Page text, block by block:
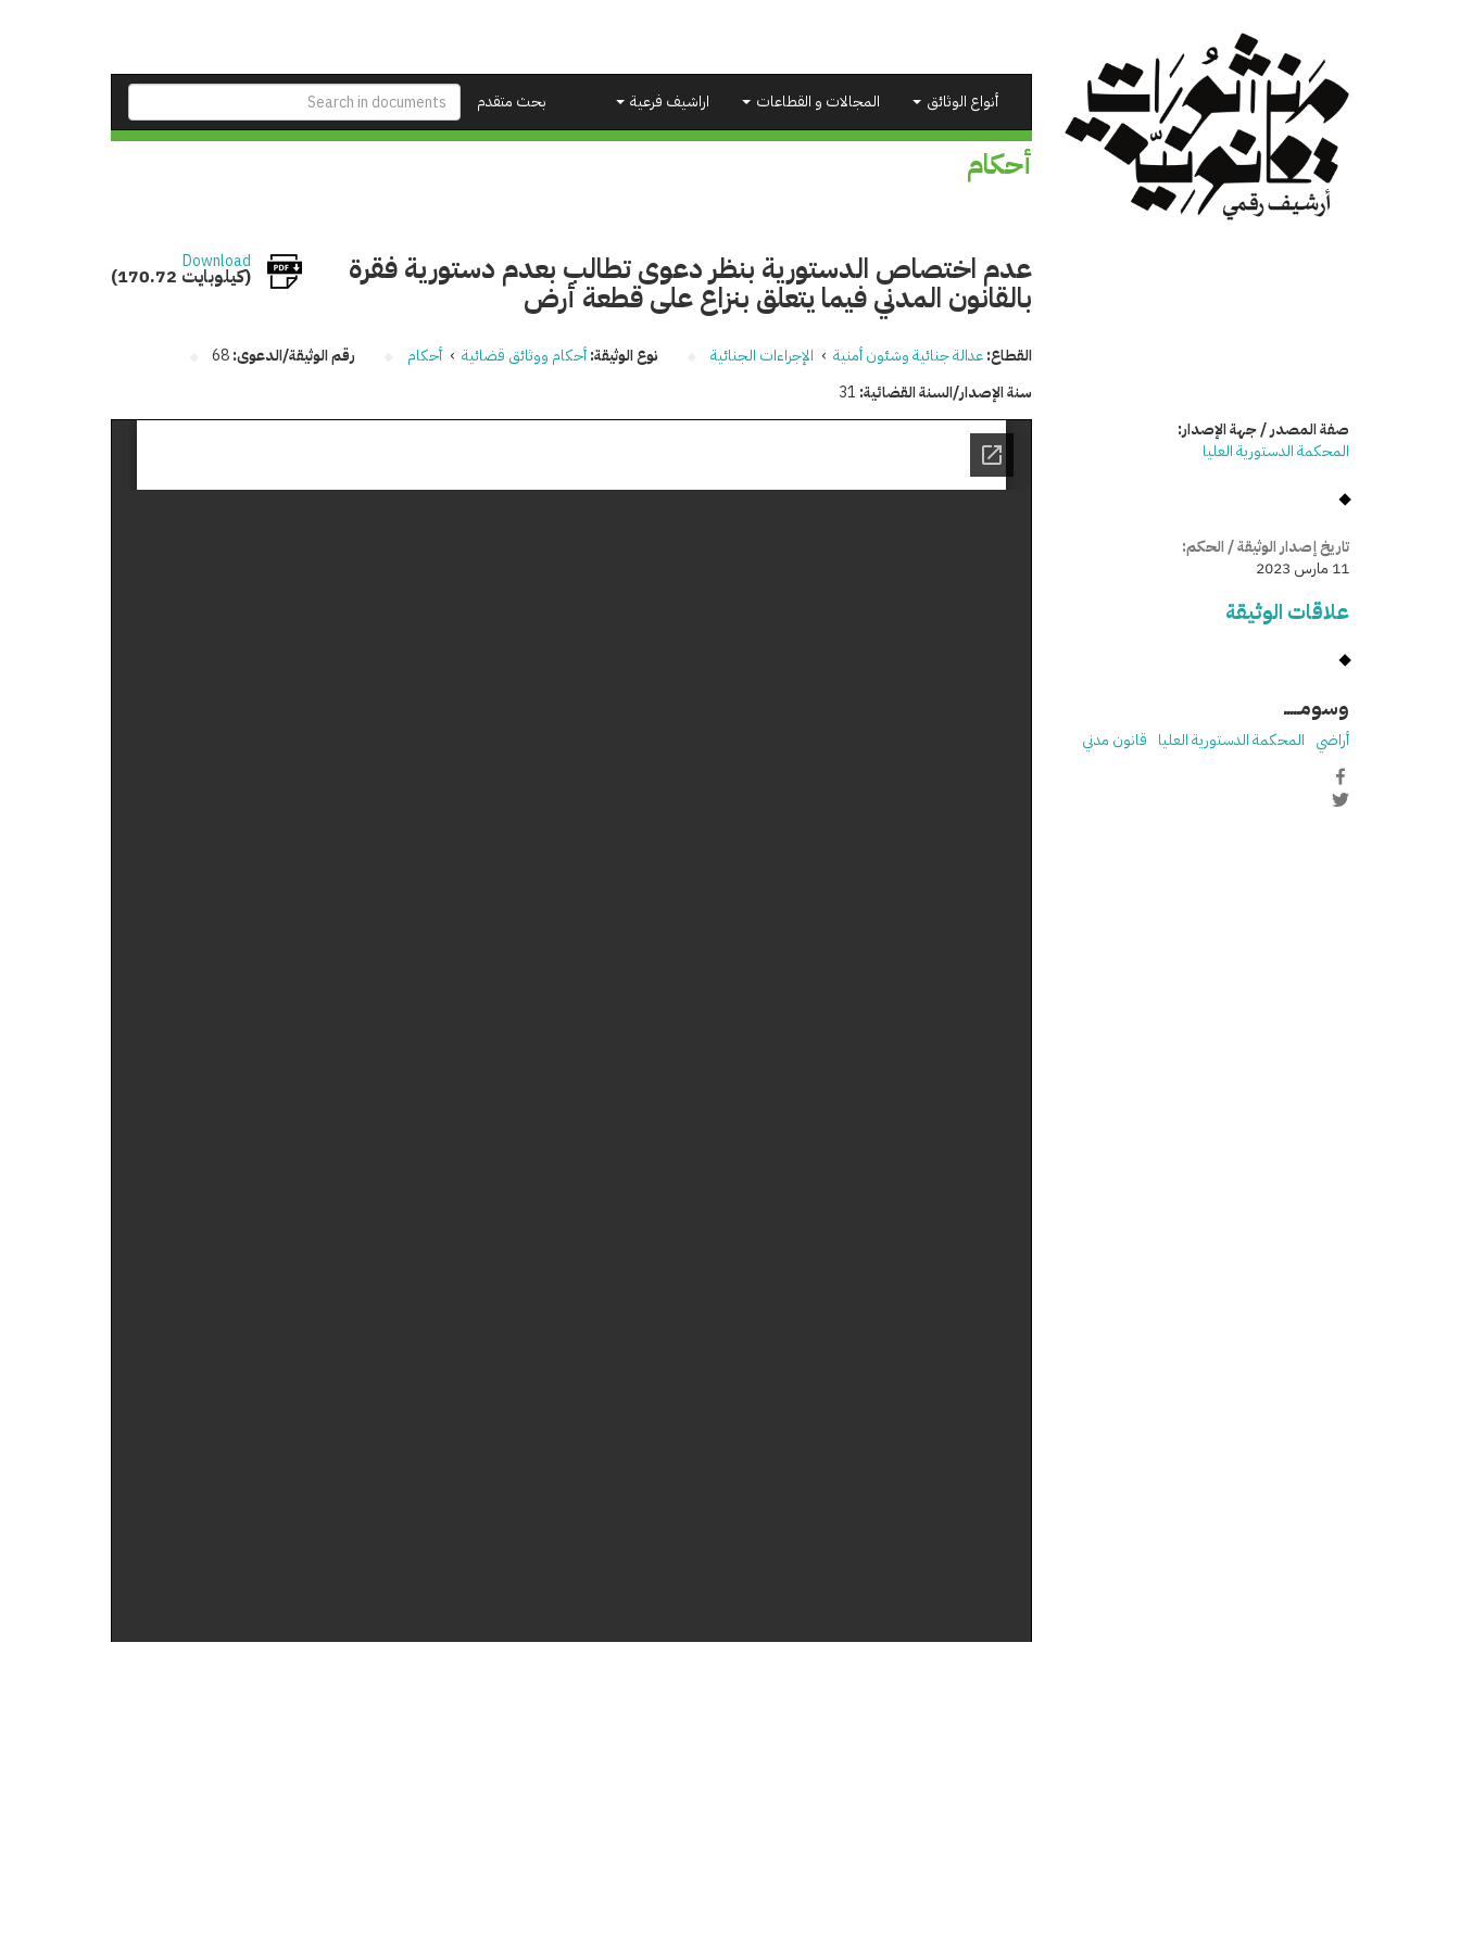
بحث متقدم
أنواع الوثائق المجالات و القطاعات اراشيف فرعية
أحكام
عدم اختصاص الدستورية بنظر دعوى تطالب بعدم دستورية فقرة
بالقانون المدني فيما يتعلق بنزاع على قطعة أرض
Download
(170.72 كيلوبايت)
القطاع:عدالة جنائية وشئون أمنية › الإجراءات الجنائية نوع الوثيقة:أحكام ووثائق قضائية › أحكام رقم الوثيقة/الدعوى:68
سنة الإصدار/السنة القضائية: 31
صفة المصدر / جهة الإصدار:
المحكمة الدستورية العليا
تاريخ إصدار الوثيقة / الحكم:
11 مارس 2023
علاقات الوثيقة
وسومـــــ
أراضي المحكمة الدستورية العليا قانون مدني